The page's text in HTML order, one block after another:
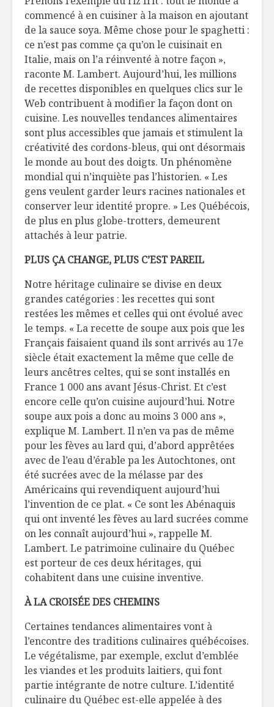
commencé à en cuisiner à la maison en ajoutant
de la sauce soya. Même chose pour le spaghetti :
ce n’est pas comme ça qu’on le cuisinait en
Italie, mais on l’a réinventé à notre façon »,
raconte M. Lambert. Aujourd’hui, les millions
de recettes disponibles en quelques clics sur le
Web contribuent à modifier la façon dont on
cuisine. Les nouvelles tendances alimentaires
sont plus accessibles que jamais et stimulent la
créativité des cordons-bleus, qui ont désormais
le monde au bout des doigts. Un phénomène
mondial qui n’inquiète pas l’historien. « Les
gens veulent garder leurs racines nationales et
conserver leur identité propre. » Les Québécois,
de plus en plus globe-trotters, demeurent
attachés à leur patrie.
PLUS ÇA CHANGE, PLUS C’EST PAREIL
Notre héritage culinaire se divise en deux
grandes catégories : les recettes qui sont
restées les mêmes et celles qui ont évolué avec
le temps. « La recette de soupe aux pois que les
Français faisaient quand ils sont arrivés au 17e
siècle était exactement la même que celle de
leurs ancêtres celtes, qui se sont installés en
France 1 000 ans avant Jésus-Christ. Et c’est
encore celle qu’on cuisine aujourd’hui. Notre
soupe aux pois a donc au moins 3 000 ans »,
explique M. Lambert. Il n’en va pas de même
pour les fèves au lard qui, d’abord apprêtées
avec de l’eau d’érable pa les Autochtones, ont
été sucrées avec de la mélasse par des
Américains qui revendiquent aujourd’hui
l’invention de ce plat. « Ce sont les Abénaquis
qui ont inventé les fèves au lard sucrées comme
on les connaît aujourd’hui », rappelle M.
Lambert. Le patrimoine culinaire du Québec
est porteur de ces deux héritages, qui
cohabitent dans une cuisine inventive.
À LA CROISÉE DES CHEMINS
Certaines tendances alimentaires vont à
l’encontre des traditions culinaires québécoises.
Le végétalisme, par exemple, exclut d’emblée
les viandes et les produits laitiers, qui font
partie intégrante de notre culture. L’identité
culinaire du Québec est-elle appelée à des